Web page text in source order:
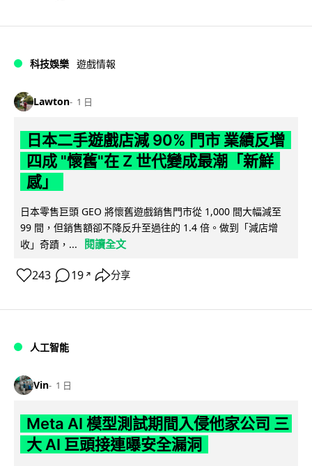
科技娛樂 遊戲情報
Lawton 1 日
日本二手遊戲店減 90% 門市 業績反增
四成 "懷舊"在 Z 世代變成最潮「新鮮
感」
日本零售巨頭 GEO 將懷舊遊戲銷售門市從 1,000 間大幅減至
99 間，但銷售額卻不降反升至過往的 1.4 倍。做到「減店增
收」奇蹟，...
閱讀全文
243 19 ↗ 分享
人工智能
Vin 1 日
Meta AI 模型測試期間入侵他家公司 三
大 AI 巨頭接連曝安全漏洞